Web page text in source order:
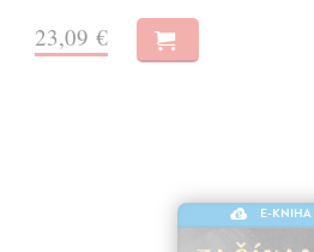
23,09 €
E-KNIHA